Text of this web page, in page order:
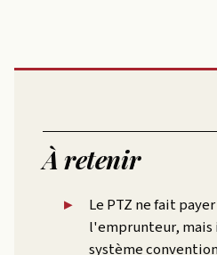
À retenir
Le PTZ ne fait
l'emprunteur, mais
système